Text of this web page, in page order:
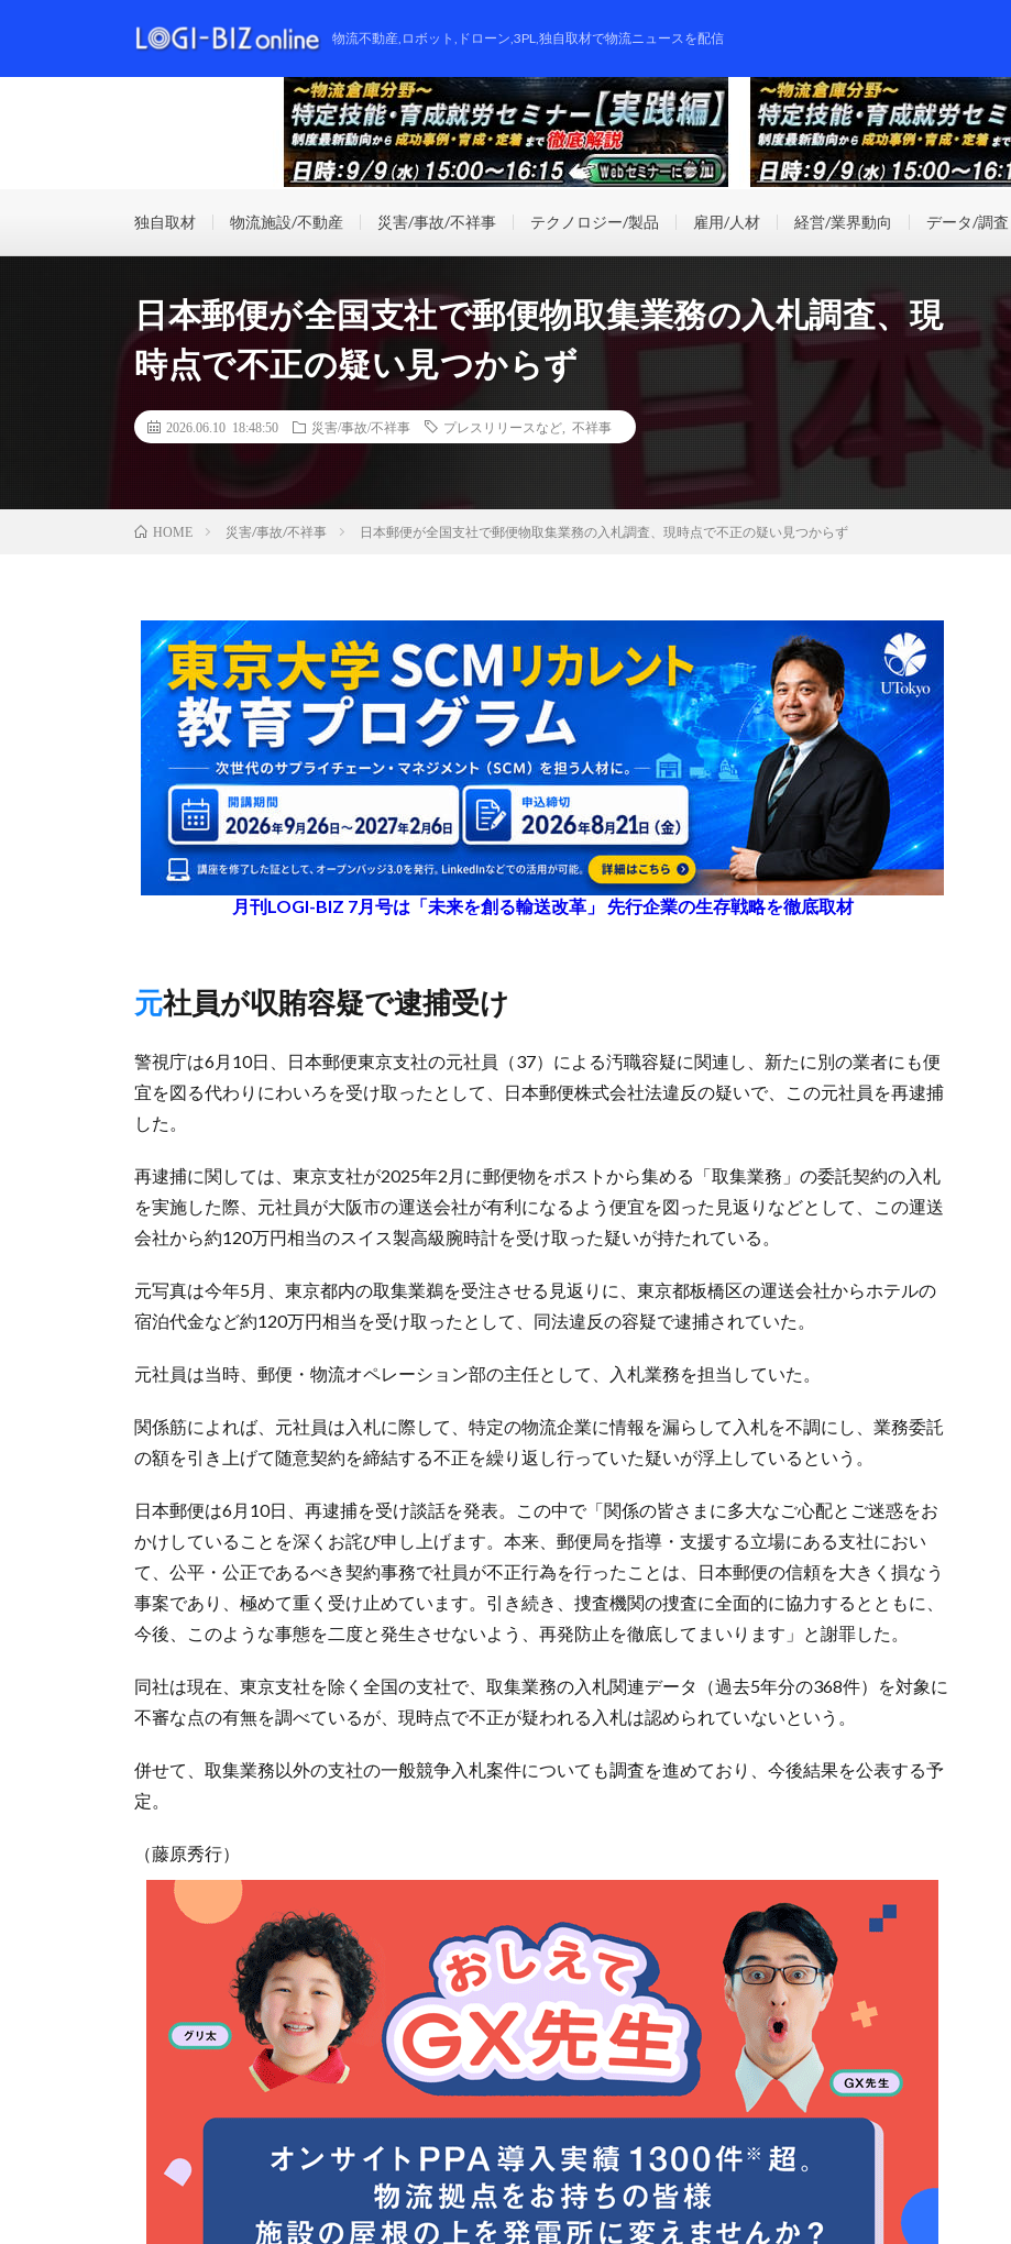
物流不動産,ロボット,ドローン,3PL,独自取材で物流ニュースを配信
独自取材 物流施設/不動産 災害/事故/不祥事 テクノロジー/製品 雇用/人材 経営/業界動向 データ/調査
日本郵便が全国支社で郵便物取集業務の入札調査、現
時点で不正の疑い見つからず
2026.06.10 18:48:50 災害/事故/不祥事 プレスリリースなど 不祥事
HOME 災害/事故/不祥事 日本郵便が全国支社で郵便物取集業務の入札調査、現時点で不正の疑い見つからず
月刊LOGI-BIZ 7月号は「未来を創る輸送改革」 先行企業の生存戦略を徹底取材
元社員が収賄容疑で逮捕受け
警視庁は6月10日、日本郵便東京支社の元社員（37）による汚職容疑に関連し、新たに別の業者にも便
宜を図る代わりにわいろを受け取ったとして、日本郵便株式会社法違反の疑いで、この元社員を再逮捕
した。
再逮捕に関しては、東京支社が2025年2月に郵便物をポストから集める「取集業務」の委託契約の入札
を実施した際、元社員が大阪市の運送会社が有利になるよう便宜を図った見返りなどとして、この運送
会社から約120万円相当のスイス製高級腕時計を受け取った疑いが持たれている。
元写真は今年5月、東京都内の取集業鵜を受注させる見返りに、東京都板橋区の運送会社からホテルの
宿泊代金など約120万円相当を受け取ったとして、同法違反の容疑で逮捕されていた。
元社員は当時、郵便・物流オペレーション部の主任として、入札業務を担当していた。
関係筋によれば、元社員は入札に際して、特定の物流企業に情報を漏らして入札を不調にし、業務委託
の額を引き上げて随意契約を締結する不正を繰り返し行っていた疑いが浮上しているという。
日本郵便は6月10日、再逮捕を受け談話を発表。この中で「関係の皆さまに多大なご心配とご迷惑をお
かけしていることを深くお詫び申し上げます。本来、郵便局を指導・支援する立場にある支社におい
て、公平・公正であるべき契約事務で社員が不正行為を行ったことは、日本郵便の信頼を大きく損なう
事案であり、極めて重く受け止めています。引き続き、捜査機関の捜査に全面的に協力するとともに、
今後、このような事態を二度と発生させないよう、再発防止を徹底してまいります」と謝罪した。
同社は現在、東京支社を除く全国の支社で、取集業務の入札関連データ（過去5年分の368件）を対象に
不審な点の有無を調べているが、現時点で不正が疑われる入札は認められていないという。
併せて、取集業務以外の支社の一般競争入札案件についても調査を進めており、今後結果を公表する予
定。
（藤原秀行）